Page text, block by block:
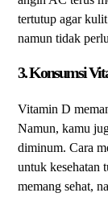
tertutup agar
namun tidak
3. Konsumsi
Vitamin D
Namun, kamu
diminum. Cara
untuk kesehatan
memang sehat,